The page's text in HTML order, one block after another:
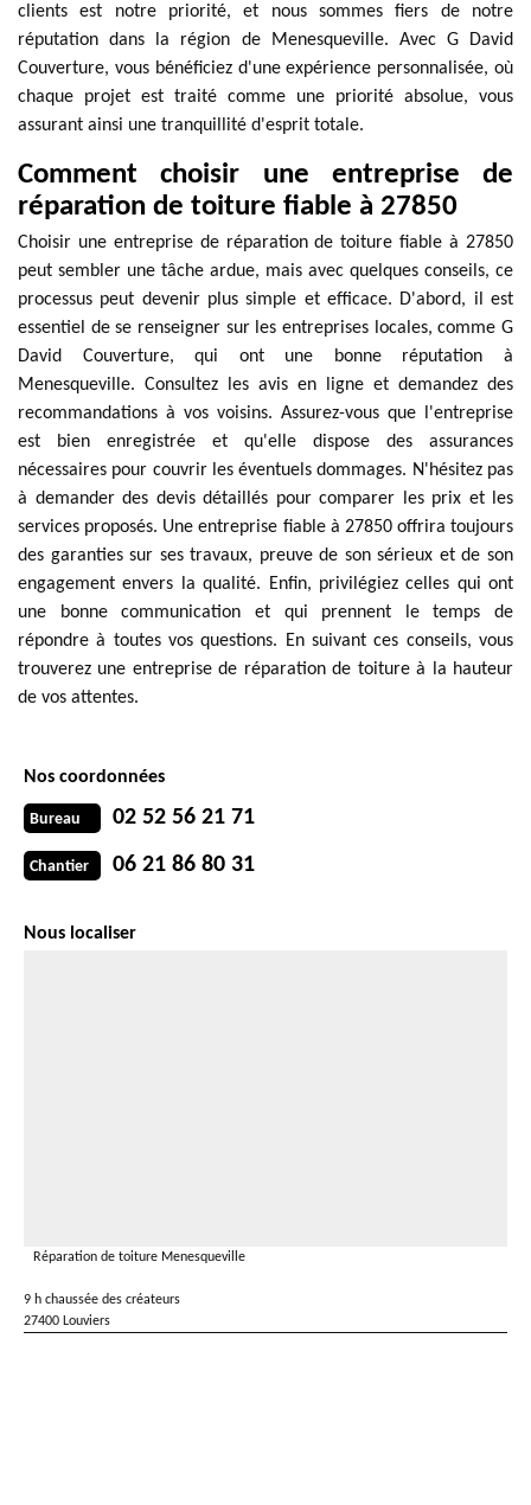
clients est notre priorité, et nous sommes fiers de notre
réputation dans la région de Menesqueville. Avec G David
Couverture, vous bénéficiez d'une expérience personnalisée, où
chaque projet est traité comme une priorité absolue, vous
assurant ainsi une tranquillité d'esprit totale.
Comment choisir une entreprise de
réparation de toiture fiable à 27850
Choisir une entreprise de réparation de toiture fiable à 27850
peut sembler une tâche ardue, mais avec quelques conseils, ce
processus peut devenir plus simple et efficace. D'abord, il est
essentiel de se renseigner sur les entreprises locales, comme G
David Couverture, qui ont une bonne réputation à
Menesqueville. Consultez les avis en ligne et demandez des
recommandations à vos voisins. Assurez-vous que l'entreprise
est bien enregistrée et qu'elle dispose des assurances
nécessaires pour couvrir les éventuels dommages. N'hésitez pas
à demander des devis détaillés pour comparer les prix et les
services proposés. Une entreprise fiable à 27850 offrira toujours
des garanties sur ses travaux, preuve de son sérieux et de son
engagement envers la qualité. Enfin, privilégiez celles qui ont
une bonne communication et qui prennent le temps de
répondre à toutes vos questions. En suivant ces conseils, vous
trouverez une entreprise de réparation de toiture à la hauteur
de vos attentes.
Nos coordonnées
Bureau 02 52 56 21 71
Chantier 06 21 86 80 31
Nous localiser
Réparation de toiture Menesqueville
9 h chaussée des créateurs
27400 Louviers